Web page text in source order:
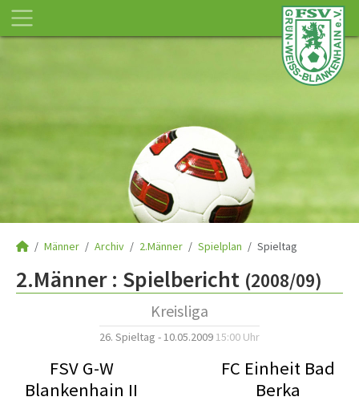
Männer Archiv 2.Männer Spielplan Spieltag
2.Männer : Spielbericht (2008/09)
Kreisliga
26. Spieltag - 10.05.2009 15:00 Uhr
FSV G-W
Blankenhain II
FC Einheit Bad
Berka